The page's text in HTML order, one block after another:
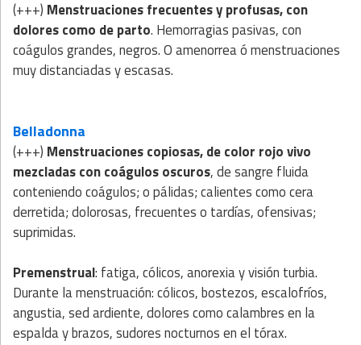
(+++) Menstruaciones frecuentes y profusas, con
dolores como de parto. Hemorragias pasivas, con
coágulos grandes, negros. O amenorrea ó menstruaciones
muy distanciadas y escasas.
Belladonna
(+++) Menstruaciones copiosas, de color rojo vivo
mezcladas con coágulos oscuros, de sangre fluida
conteniendo coágulos; o pálidas; calientes como cera
derretida; dolorosas, frecuentes o tardías, ofensivas;
suprimidas.
Premenstrual: fatiga, cólicos, anorexia y visión turbia.
Durante la menstruación: cólicos, bostezos, escalofríos,
angustia, sed ardiente, dolores como calambres en la
espalda y brazos, sudores nocturnos en el tórax.